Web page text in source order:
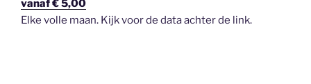
vanaf € 5,00
Elke volle maan. Kijk voor de data achter de link.